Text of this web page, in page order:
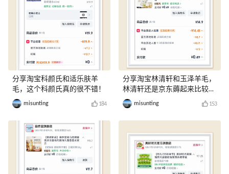
分享淘宝科颜氏和适乐肤羊
毛，这个科颜氏真的很不错！
misunting 184
分享淘宝林清轩和玉泽羊毛，
林清轩还是京东薅起来比较
爽！misunting 153